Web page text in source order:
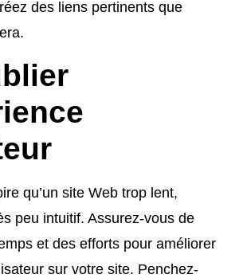
des liens pertinents que
qu’un site Web trop lent,
peu intuitif. Assurez-vous de
et des efforts pour améliorer
sur votre site. Penchez-